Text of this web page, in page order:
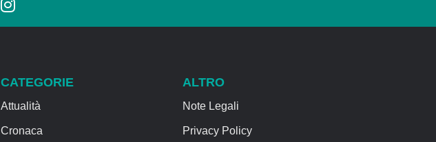
CATEGORIE
Attualità
Cronaca
ALTRO
Note Legali
Privacy Policy